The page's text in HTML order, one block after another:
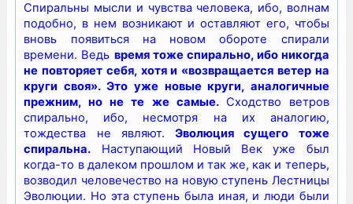
Спиральны мысли и чувства человека, ибо, волнам
подобно, в нем возникают и оставляют его, чтобы
вновь появиться на новом обороте спирали
времени. Ведь время тоже спирально, ибо никогда
не повторяет себя, хотя и «возвращается ветер на
круги своя». Это уже новые круги, аналогичные
прежним, но не те же самые. Сходство ветров
спирально, ибо, несмотря на их аналогию,
тождества не являют. Эволюция сущего тоже
спиральна. Наступающий Новый Век уже был
когда-то в далеком прошлом и так же, как и теперь,
возводил человечество на новую ступень Лестницы
Эволюции. Но эта ступень была иная, и люди были